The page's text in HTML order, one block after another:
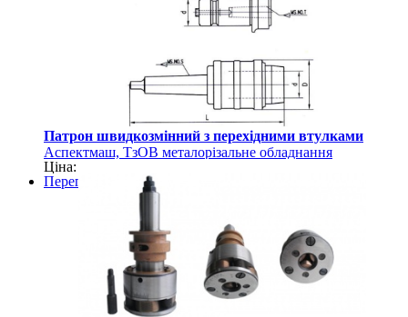
Патрон швидкозмінний з перехідними втулками
Аспектмаш, ТзОВ металорізальне обладнання
Ціна:
Перегляд